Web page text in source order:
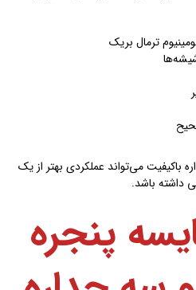
باکیفیت می‌تواند عملکردی بهتر از یک
داشته باشد.
پنجره